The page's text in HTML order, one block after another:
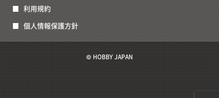
利用規約
個人情報保護方針
© HOBBY JAPAN